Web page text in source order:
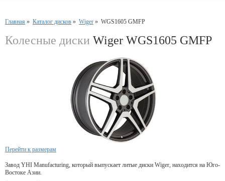
Главная » Каталог дисков » Wiger » WGS1605 GMFP
Колесные диски Wiger WGS1605 GMFP
Перейти к размерам
Завод YHI Manufacturing, который выпускает литые диски Wiger, находится на Юго-
Востоке Азии.